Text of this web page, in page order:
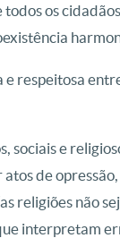
os
e respeitosa
sociais e
de opressão,
religiões não
interpretam